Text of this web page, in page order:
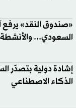
«صندوق النقد» يرفع
السعودي... والأنشطة
إشادة دولية بتصدّر
الذكاء الاصطناعي